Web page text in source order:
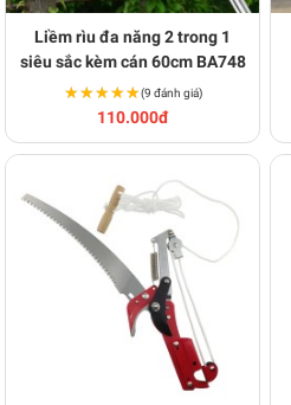
Liềm rìu đa năng 2 trong 1
siêu sắc kèm cán 60cm BA748
★★★★★
★★★★★(9 đánh giá)
110.000đ